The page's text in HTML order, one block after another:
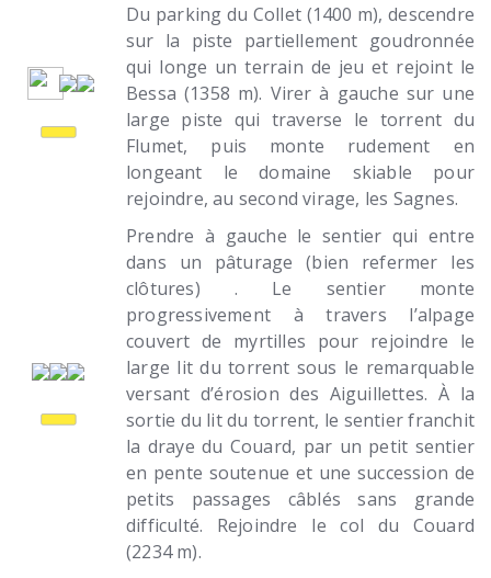
Du parking du Collet (1400 m), descendre
sur la piste partiellement goudronnée
qui longe un terrain de jeu et rejoint le
Bessa (1358 m). Virer à gauche sur une
large piste qui traverse le torrent du
Flumet, puis monte rudement en
longeant le domaine skiable pour
rejoindre, au second virage, les Sagnes.
Prendre à gauche le sentier qui entre
dans un pâturage (bien refermer les
clôtures) . Le sentier monte
progressivement à travers l’alpage
couvert de myrtilles pour rejoindre le
large lit du torrent sous le remarquable
versant d’érosion des Aiguillettes. À la
sortie du lit du torrent, le sentier franchit
la draye du Couard, par un petit sentier
en pente soutenue et une succession de
petits passages câblés sans grande
difficulté. Rejoindre le col du Couard
(2234 m).